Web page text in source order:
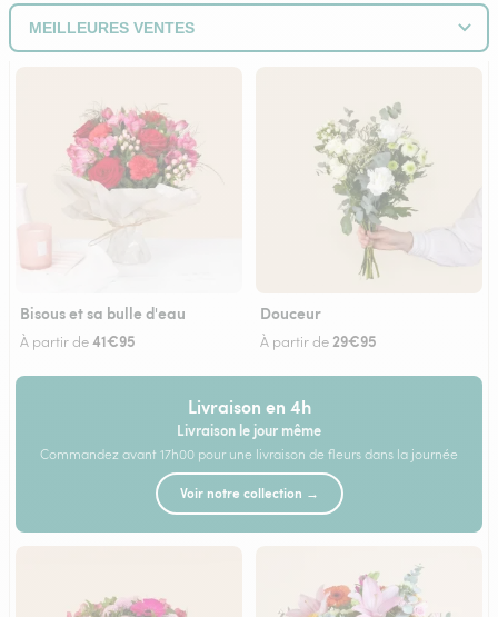
Bisous et sa bulle d'eau
À partir de41€95
Douceur
À partir de 29€95
Livraison en 4h
Livraison le jour même
Commandez avant 17h00 pour une livraison de fleurs dans la journée
Voir notre collection →